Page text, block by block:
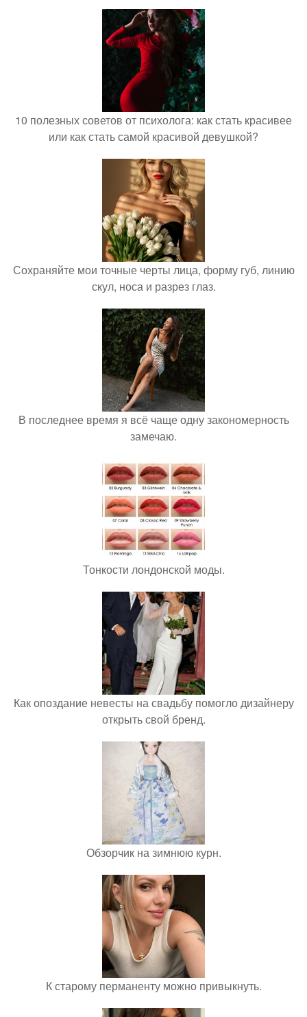
10 полезных советов от психолога: как стать красивее
или как стать самой красивой девушкой?
Сохраняйте мои точные черты лица, форму губ, линию
скул, носа и разрез глаз.
В последнее время я всё чаще одну закономерность
замечаю.
Тонкости лондонской моды.
Как опоздание невесты на свадьбу помогло дизайнеру
открыть свой бренд.
Обзорчик на зимнюю курн.
К старому перманенту можно привыкнуть.